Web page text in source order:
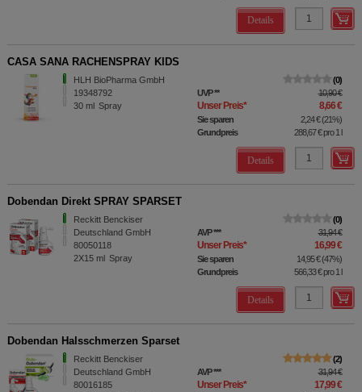
Details
CASA SANA RACHENSPRAY KIDS
HLH BioPharma GmbH
19348792
30 ml Spray
0
UVP** 10,90 €
Unser Preis* 8,66 €
Sie sparen 2,24 €(21%)
Grundpreis
288,67 €pro 1 l
Details
Dobendan Direkt SPRAY SPARSET
Reckitt Benckiser
Deutschland GmbH
80050118
2X15 ml Spray
0
AVP*** 31,94 €
Unser Preis* 16,99 €
Sie sparen 14,95 €(47%)
Grundpreis
566,33 €pro 1 l
Details
Dobendan Halsschmerzen Sparset
Reckitt Benckiser
Deutschland GmbH
80016185
2
AVP*** 31,94 €
Unser Preis* 17,99 €